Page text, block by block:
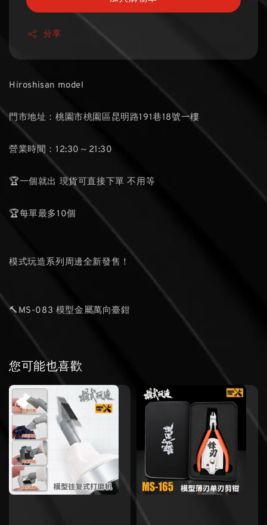
分享
Hiroshisan model
門市地址：桃園市桃園區昆明路191巷18號一樓
營業時間：12:30～21:30
🏆一個就出 現貨可直接下單 不用等
🏆每單最多10個
模式玩造系列周邊全新發售！
🔨MS-083 模型金屬萬向臺鉗
您可能也喜歡